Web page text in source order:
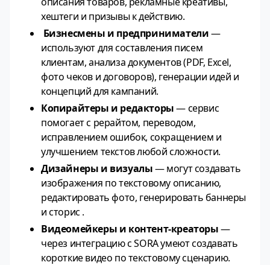
хештеги и призывы к действию.
Бизнесмены и предприниматели—
используют для составления писем
клиентам, анализа документов (PDF, Excel,
фото чеков и договоров), генерации идей и
концепций для кампаний.
Копирайтеры и редакторы— сервис
помогает с рерайтом, переводом,
исправлением ошибок, сокращением и
улучшением текстов любой сложности.
Дизайнеры и визуалы— могут создавать
изображения по текстовому описанию,
редактировать фото, генерировать баннеры
и сторис .
Видеомейкеры и контент-креаторы—
через интеграцию с SORA умеют создавать
короткие видео по текстовому сценарию.